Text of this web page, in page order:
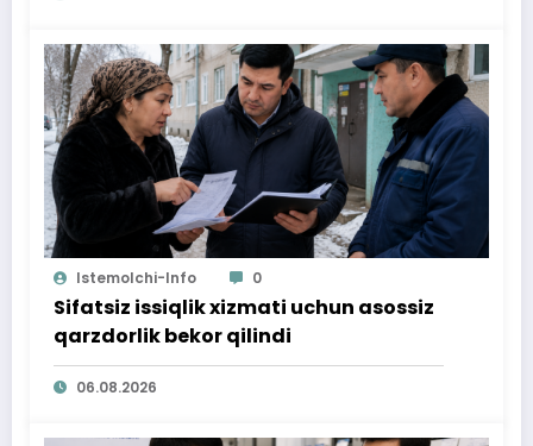
Istemolchi-Info 0
Sifatsiz issiqlik xizmati uchun asossiz
qarzdorlik bekor qilindi
06.08.2026